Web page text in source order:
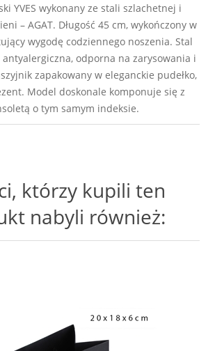
YVES wykonany ze stali szlachetnej i
– AGAT. Długość 45 cm, wykończony w
wygodę codziennego noszenia. Stal
antyalergiczna, odporna na zarysowania i
zapakowany w eleganckie pudełko,
Model doskonale komponuje się z
o tym samym indeksie.
którzy kupili ten
nabyli również: